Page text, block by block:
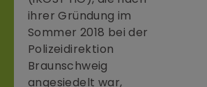
ihrer Gründung im
Sommer 2018 bei der
Polizeidirektion
Braunschweig
angesiedelt war,